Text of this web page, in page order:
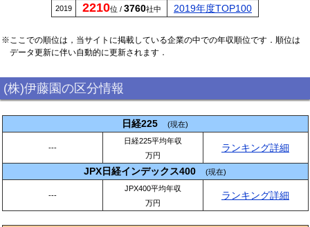
2019 2210位 / 3760社中 2019年度TOP100
※ここでの順位は，当サイトに掲載している企業の中での年収順位です．順位は
データ更新に伴い自動的に更新されます．
(株)伊藤園の区分情報
日経225 (現在)
---
日経225平均年収
万円
ランキング詳細
JPX日経インデックス400 (現在)
---
JPX400平均年収
万円
ランキング詳細